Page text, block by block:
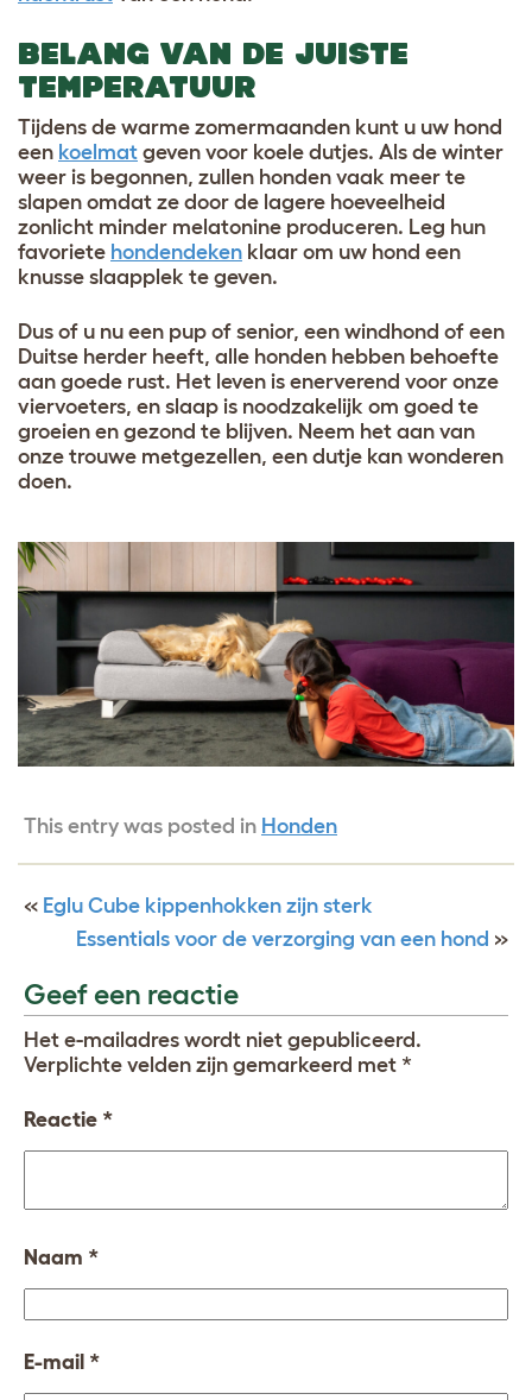
BELANG VAN DE JUISTE
TEMPERATUUR
Tijdens de warme zomermaanden kunt u uw hond
een koelmat geven voor koele dutjes. Als de winter
weer is begonnen, zullen honden vaak meer te
slapen omdat ze door de lagere hoeveelheid
zonlicht minder melatonine produceren. Leg hun
favoriete hondendeken klaar om uw hond een
knusse slaapplek te geven.
Dus of u nu een pup of senior, een windhond of een
Duitse herder heeft, alle honden hebben behoefte
aan goede rust. Het leven is enerverend voor onze
viervoeters, en slaap is noodzakelijk om goed te
groeien en gezond te blijven. Neem het aan van
onze trouwe metgezellen, een dutje kan wonderen
doen.
This entry was posted in Honden
« Eglu Cube kippenhokken zijn sterk
Essentials voor de verzorging van een hond »
Geef een reactie
Het e-mailadres wordt niet gepubliceerd.
Verplichte velden zijn gemarkeerd met *
Reactie *
Naam *
E-mail *